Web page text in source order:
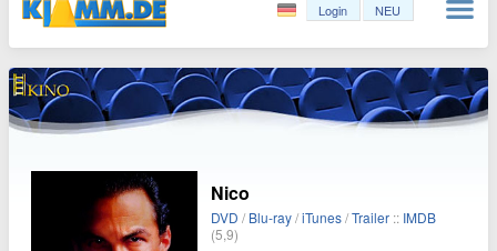
Login NEU
Nico
DVD /Blu-ray/iTunes/Trailer :: IMDB
(5,9)